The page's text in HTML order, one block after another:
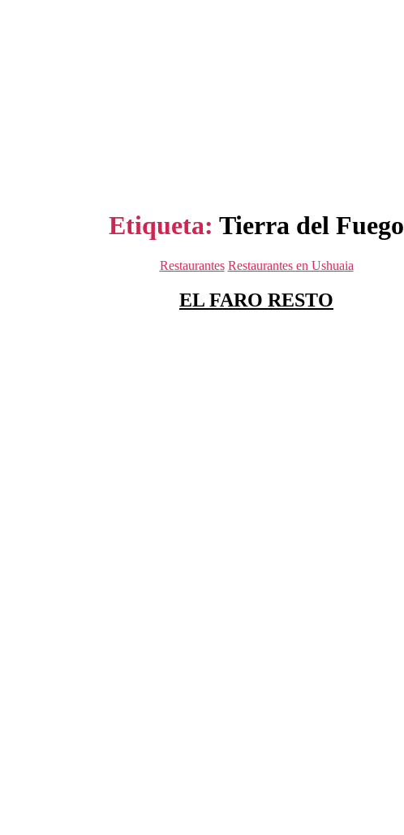
Etiqueta: Tierra del Fuego
Categorías
Restaurantes Restaurantes en Ushuaia
EL FARO RESTO